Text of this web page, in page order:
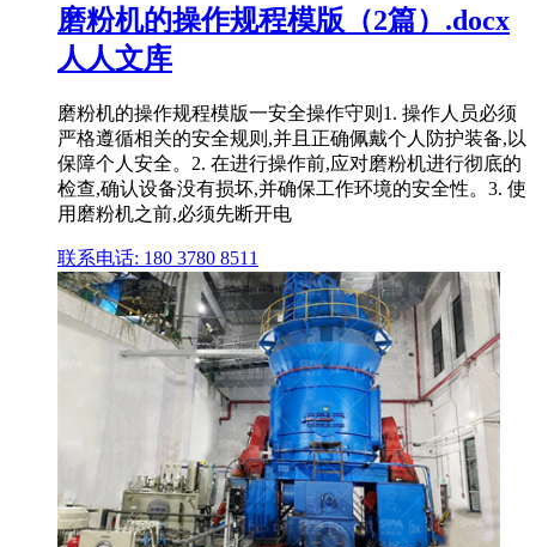
磨粉机的操作规程模版（2篇）.docx
人人文库
磨粉机的操作规程模版一安全操作守则1. 操作人员必须
严格遵循相关的安全规则,并且正确佩戴个人防护装备,以
保障个人安全。2. 在进行操作前,应对磨粉机进行彻底的
检查,确认设备没有损坏,并确保工作环境的安全性。3. 使
用磨粉机之前,必须先断开电
联系电话: 180 3780 8511